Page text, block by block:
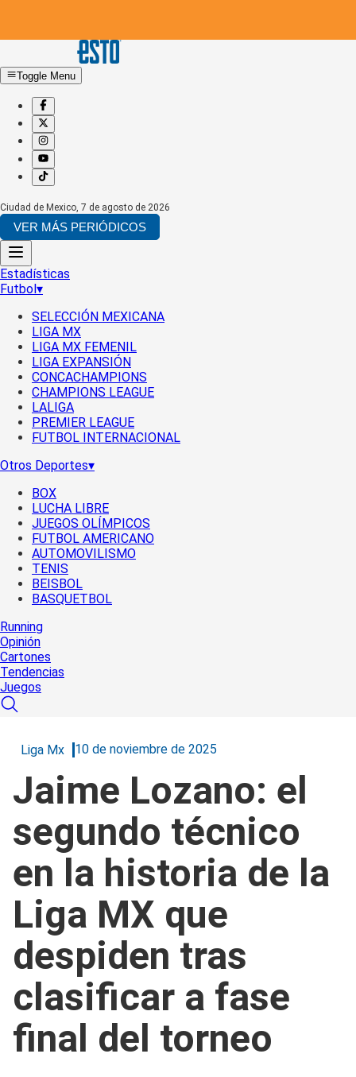
Toggle Menu
Ciudad de Mexico, 7 de agosto de 2026
VER MÁS PERIÓDICOS
Estadísticas
Futbol▾
SELECCIÓN MEXICANA
LIGA MX
LIGA MX FEMENIL
LIGA EXPANSIÓN
CONCACHAMPIONS
CHAMPIONS LEAGUE
LALIGA
PREMIER LEAGUE
FUTBOL INTERNACIONAL
Otros Deportes▾
BOX
LUCHA LIBRE
JUEGOS OLÍMPICOS
FUTBOL AMERICANO
AUTOMOVILISMO
TENIS
BEISBOL
BASQUETBOL
Running
Opinión
Cartones
Tendencias
Juegos
Liga Mx 10 de noviembre de 2025
Jaime Lozano: el
segundo técnico
en la historia de la
Liga MX que
despiden tras
clasificar a fase
final del torneo